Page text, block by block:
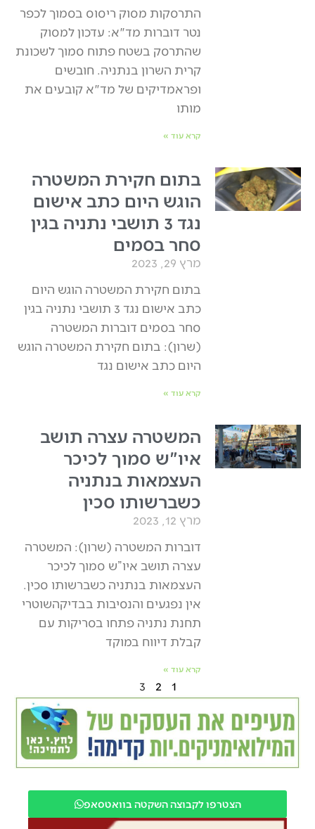
התרסקות מסוק ריסוס בסמוך לכפר
נטר דוברות מד"א: עדכון למסוק
שהתרסק בשטח פתוח סמוך לשכונת
קרית השרון בנתניה. חובשים
ופראמדיקים של מד"א קובעים את
מותו
קרא עוד »
בתום חקירת המשטרה
הוגש היום כתב אישום
נגד 3 תושבי נתניה בגין
סחר בסמים
מרץ 29, 2023
בתום חקירת המשטרה הוגש היום
כתב אישום נגד 3 תושבי נתניה בגין
סחר בסמים דוברות המשטרה
(שרון): בתום חקירת המשטרה הוגש
היום כתב אישום נגד
קרא עוד »
המשטרה עצרה תושב
איו"ש סמוך לכיכר
העצמאות בנתניה
כשברשותו סכין
מרץ 12, 2023
דוברות המשטרה (שרון): המשטרה
עצרה תושב איו”ש סמוך לכיכר
העצמאות בנתניה כשברשותו סכין.
אין נפגעים והנסיבות בבדיקהשוטרי
תחנת נתניה פתחו בסריקות עם
קבלת דיווח במוקד
קרא עוד »
1
2
3
הצטרפו לקבוצה השקטה בוואטסאפ